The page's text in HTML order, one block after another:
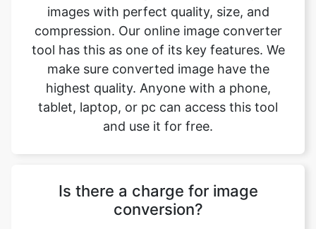
make sure converted image have the
highest quality. Anyone with a phone,
tablet, laptop, or pc can access this tool
and use it for free.
Is there a charge for image
converter is completely free to use which
means you may use it as often as you want